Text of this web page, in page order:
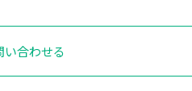
い合わせる